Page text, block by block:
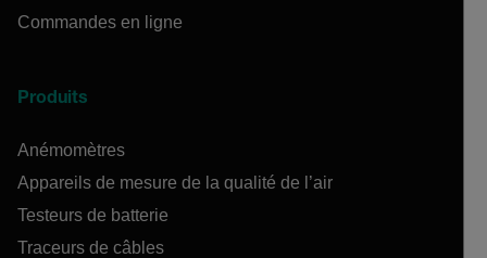
Commandes en ligne
Produits
Anémomètres
Appareils de mesure de la qualité de l’air
Testeurs de batterie
Traceurs de câbles